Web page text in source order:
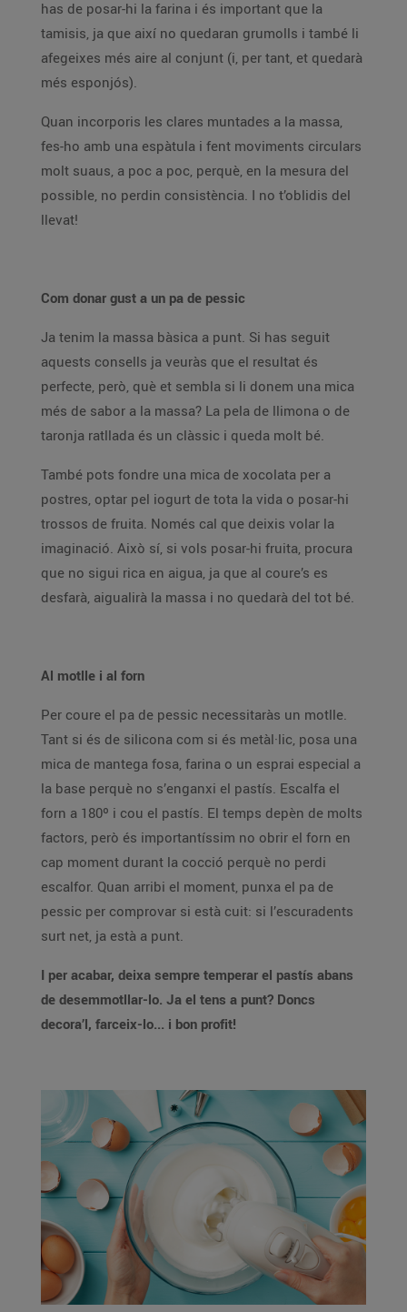
has de posar-hi la farina i és important que la
tamisis, ja que així no quedaran grumolls i també li
afegeixes més aire al conjunt (i, per tant, et quedarà
més esponjós).
Quan incorporis les clares muntades a la massa,
fes-ho amb una espàtula i fent moviments circulars
molt suaus, a poc a poc, perquè, en la mesura del
possible, no perdin consistència. I no t’oblidis del
llevat!
Com donar gust a un pa de pessic
Ja tenim la massa bàsica a punt. Si has seguit
aquests consells ja veuràs que el resultat és
perfecte, però, què et sembla si li donem una mica
més de sabor a la massa? La pela de llimona o de
taronja ratllada és un clàssic i queda molt bé.
També pots fondre una mica de xocolata per a
postres, optar pel iogurt de tota la vida o posar-hi
trossos de fruita. Només cal que deixis volar la
imaginació. Això sí, si vols posar-hi fruita, procura
que no sigui rica en aigua, ja que al coure’s es
desfarà, aigualirà la massa i no quedarà del tot bé.
Al motlle i al forn
Per coure el pa de pessic necessitaràs un motlle.
Tant si és de silicona com si és metàl·lic, posa una
mica de mantega fosa, farina o un esprai especial a
la base perquè no s’enganxi el pastís. Escalfa el
forn a 180º i cou el pastís. El temps depèn de molts
factors, però és importantíssim no obrir el forn en
cap moment durant la cocció perquè no perdi
escalfor. Quan arribi el moment, punxa el pa de
pessic per comprovar si està cuit: si l’escuradents
surt net, ja està a punt.
I per acabar, deixa sempre temperar el pastís abans
de desemmotllar-lo. Ja el tens a punt? Doncs
decora’l, farceix-lo... i bon profit!